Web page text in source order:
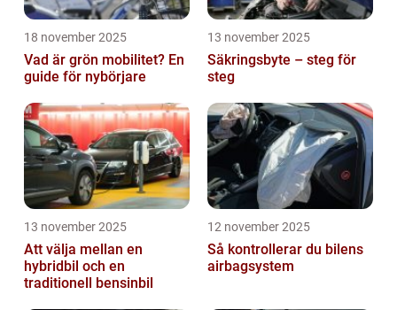
18 november 2025
Vad är grön mobilitet? En
guide för nybörjare
13 november 2025
Säkringsbyte – steg för
steg
13 november 2025
Att välja mellan en
hybridbil och en
traditionell bensinbil
12 november 2025
Så kontrollerar du bilens
airbagsystem